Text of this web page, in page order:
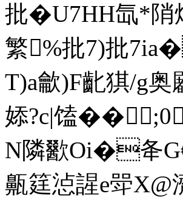
批�U7HH氙*陗
繁%批7)批
T)a龡)F齔猉/g
婖?c|馌��
N隣歠Oi�夅
齀筳惉謃e斝